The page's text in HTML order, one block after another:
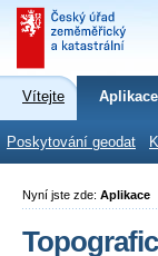
Vítejte Aplikace
Poskytování geodat
Nyní jste zde: Aplikace